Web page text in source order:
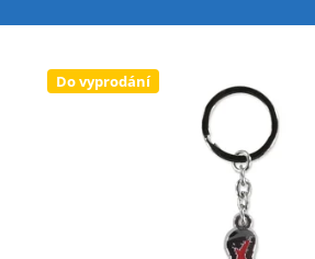
Do vyprodání